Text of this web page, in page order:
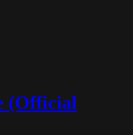
(Official